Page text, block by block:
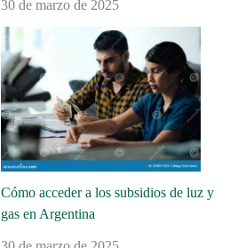
30 de marzo de 2025
Cómo acceder a los subsidios de luz y
gas en Argentina